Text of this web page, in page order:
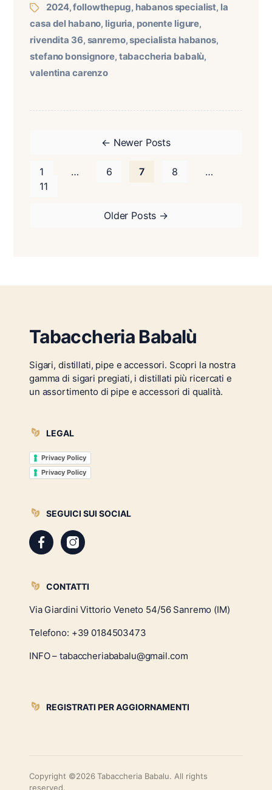
2024,followthepug, habanos specialist, la
casa del habano, liguria, ponente ligure,
rivendita 36, sanremo,specialista habanos,
stefano bonsignore, tabaccheria babalù,
valentina carenzo
← Newer Posts
1 … 6 7 8
…
11
Older Posts →
Tabaccheria Babalù
Sigari, distillati, pipe e accessori. Scopri la nostra
gamma di sigari pregiati, i distillati più ricercati e
un assortimento di pipe e accessori di qualità.
LEGAL
Privacy Policy
Privacy Policy
SEGUICI SUI SOCIAL
CONTATTI
Via Giardini Vittorio Veneto 54/56 Sanremo (IM)
Telefono: +39 0184503473
INFO – tabaccheriababalu@gmail.com
REGISTRATI PER AGGIORNAMENTI
Copyright ©2026 Tabaccheria Babalu. All rights
reserved.